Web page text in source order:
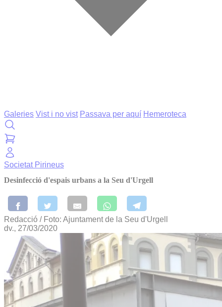
Galeries Vist i no vist Passava per aquí Hemeroteca
Societat Pirineus
Desinfecció d'espais urbans a la Seu d'Urgell
Redacció / Foto: Ajuntament de la Seu d'Urgell
dv., 27/03/2020